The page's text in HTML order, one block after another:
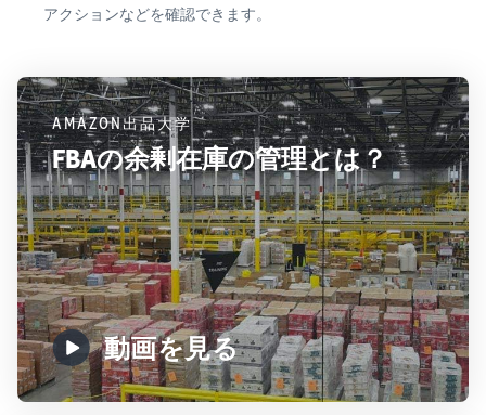
アクションなどを確認できます。
AMAZON出品大学
FBAの余剰在庫の管理とは？
動画を見る